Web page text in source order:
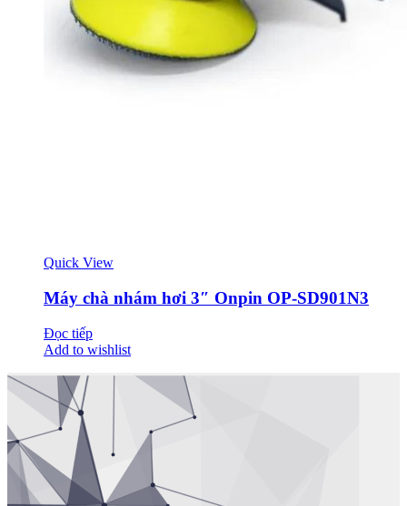
Quick View
Máy chà nhám hơi 3″ Onpin OP-SD901N3
Đọc tiếp
Add to wishlist